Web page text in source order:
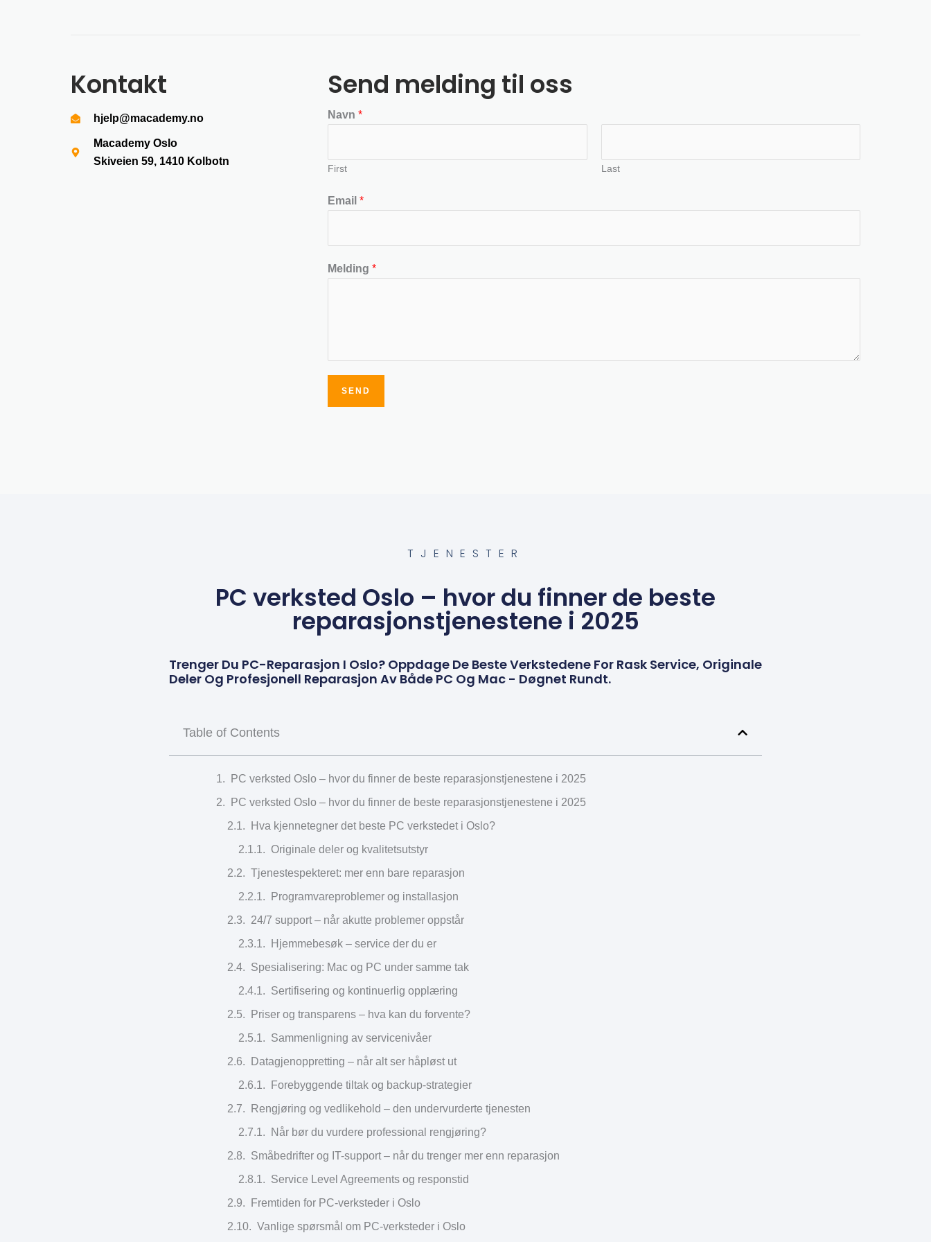
Kontakt
hjelp@macademy.no
Macademy Oslo
Skiveien 59, 1410 Kolbotn
Send melding til oss
Navn*
First Last
Email*
Melding*
SEND
TJENESTER
PC verksted Oslo – hvor du finner de beste
reparasjonstjenestene i 2025
Trenger Du PC-Reparasjon I Oslo? Oppdage De Beste Verkstedene For Rask Service, Originale
Deler Og Profesjonell Reparasjon Av Både PC Og Mac - Døgnet Rundt.
Table of Contents
PC verksted Oslo – hvor du finner de beste reparasjonstjenestene i 2025
PC verksted Oslo – hvor du finner de beste reparasjonstjenestene i 2025
Hva kjennetegner det beste PC verkstedet i Oslo?
Originale deler og kvalitetsutstyr
Tjenestespekteret: mer enn bare reparasjon
Programvareproblemer og installasjon
24/7 support – når akutte problemer oppstår
Hjemmebesøk – service der du er
Spesialisering: Mac og PC under samme tak
Sertifisering og kontinuerlig opplæring
Priser og transparens – hva kan du forvente?
Sammenligning av servicenivåer
Datagjenoppretting – når alt ser håpløst ut
Forebyggende tiltak og backup-strategier
Rengjøring og vedlikehold – den undervurderte tjenesten
Når bør du vurdere professional rengjøring?
Småbedrifter og IT-support – når du trenger mer enn reparasjon
Service Level Agreements og responstid
Fremtiden for PC-verksteder i Oslo
Vanlige spørsmål om PC-verksteder i Oslo